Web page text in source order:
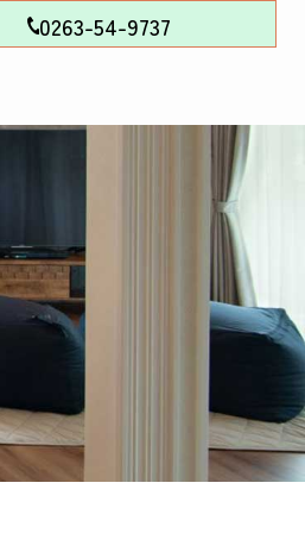
0263-54-9737